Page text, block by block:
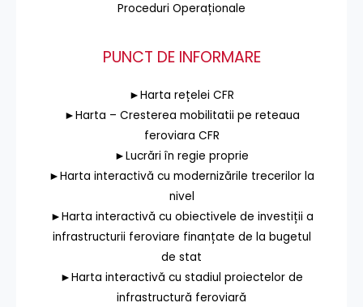
Proceduri Operaționale
PUNCT DE INFORMARE
►Harta rețelei CFR
►Harta – Cresterea mobilitatii pe reteaua
feroviara CFR
►Lucrări în regie proprie
►Harta interactivă cu modernizările trecerilor la
nivel
►Harta interactivă cu obiectivele de investiții a
infrastructurii feroviare finanțate de la bugetul
de stat
►Harta interactivă cu stadiul proiectelor de
infrastructură feroviară